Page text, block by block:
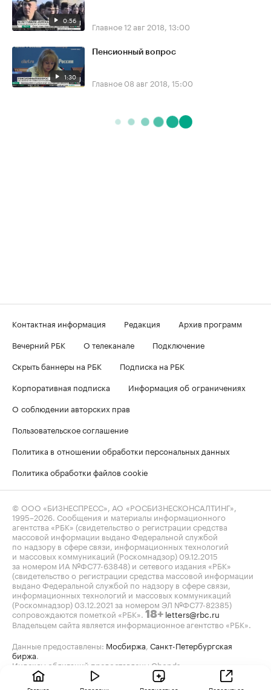
0:56 Главное12 авг 2018, 13:00
1:30
Пенсионный вопрос
Главное 08 авг 2018, 15:00
Контактная информация Редакция
Архив программ
Вечерний РБК
О телеканале
Подключение
Скрыть баннеры на РБК
Подписка на РБК
Корпоративная подписка
Информация об ограничениях
О соблюдении авторских прав
Пользовательское соглашение
Политика в отношении обработки персональных данных
Политика обработки файлов cookie
© ООО «БИЗНЕСПРЕСС», АО «РОСБИЗНЕСКОНСАЛТИНГ»,
1995–2026. Сообщения и материалы информационного
агентства «РБК» (свидетельство о регистрации средства
массовой информации выдано Федеральной службой
по надзору в сфере связи, информационных технологий
и массовых коммуникаций (Роскомнадзор) 09.12.2015
за номером ИА №ФС77-63848) и сетевого издания «РБК»
(свидетельство о регистрации средства массовой информации
выдано Федеральной службой по надзору в сфере связи,
информационных технологий и массовых коммуникаций
(Роскомнадзор) 03.12.2021 за номером ЭЛ №ФС77-82385)
сопровождаются пометкой «РБК». 18+ letters@rbc.ru
Владельцем сайта является информационное агентство «РБК».
Данные предоставлены: Мосбиржа, Санкт-Петербургская
биржа.
Индексы облигаций предоставлены Cbonds.